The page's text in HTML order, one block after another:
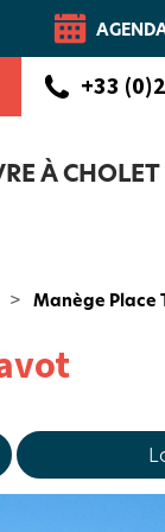
+33
À CHOLET
> Manège Place